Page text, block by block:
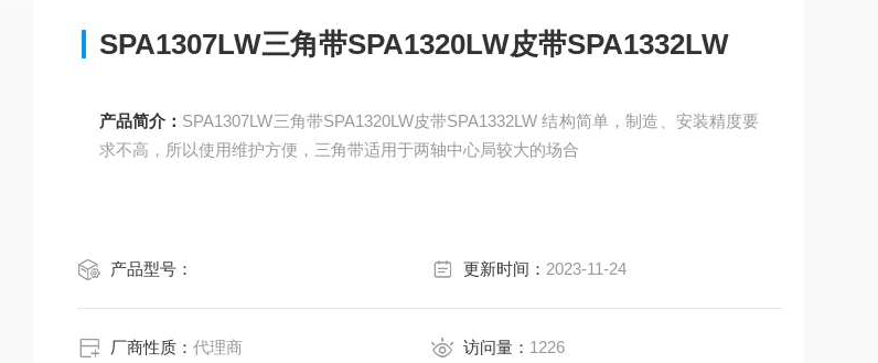
SPA1307LW三角带SPA1320LW皮带SPA1332LW
产品简介： SPA1307LW三角带SPA1320LW皮带SPA1332LW 结构简单，制造、安装精度要
求不高，所以使用维护方便，三角带适用于两轴中心局较大的场合
产品型号： 更新时间： 2023-11-24
厂商性质：代理商 访问量： 1226